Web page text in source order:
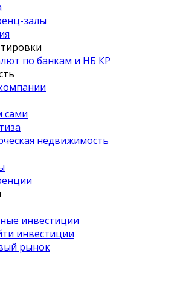
залы
по банкам и НБ КР
сами
недвижимость
инвестиции
инвестиции
рынок